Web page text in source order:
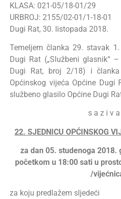
KLASA: 021-05/18-01/29
URBROJ: 2155/02-01/1-18-01
Dugi Rat, 30. listopada 2018.
Temeljem članka 29. stavak
Dugi Rat („Službeni glasnik“
Dugi Rat, broj 2/18) i
Općinskog vijeća Općine Dugi
službeno glasilo Općine Dugi
s a z i v
22. SJEDNICU OPĆINSKOG
za dan 05. studenoga
početkom u 18:00 sati u
/
za koju predlažem sljedeći